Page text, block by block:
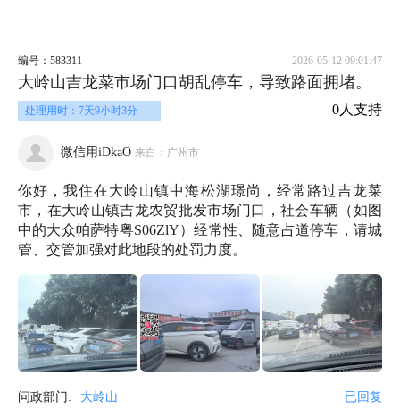
编号：583311 2026-05-12 09:01:47
大岭山吉龙菜市场门口胡乱停车，导致路面拥堵。
处理用时：7天9小时3分 0人支持
微信用iDkaO 来自：广州市
你好，我住在大岭山镇中海松湖璟尚，经常路过吉龙菜
市，在大岭山镇吉龙农贸批发市场门口，社会车辆（如图
中的大众帕萨特粤S06ZlY）经常性、随意占道停车，请城
管、交管加强对此地段的处罚力度。
问政部门: 大岭山 已回复